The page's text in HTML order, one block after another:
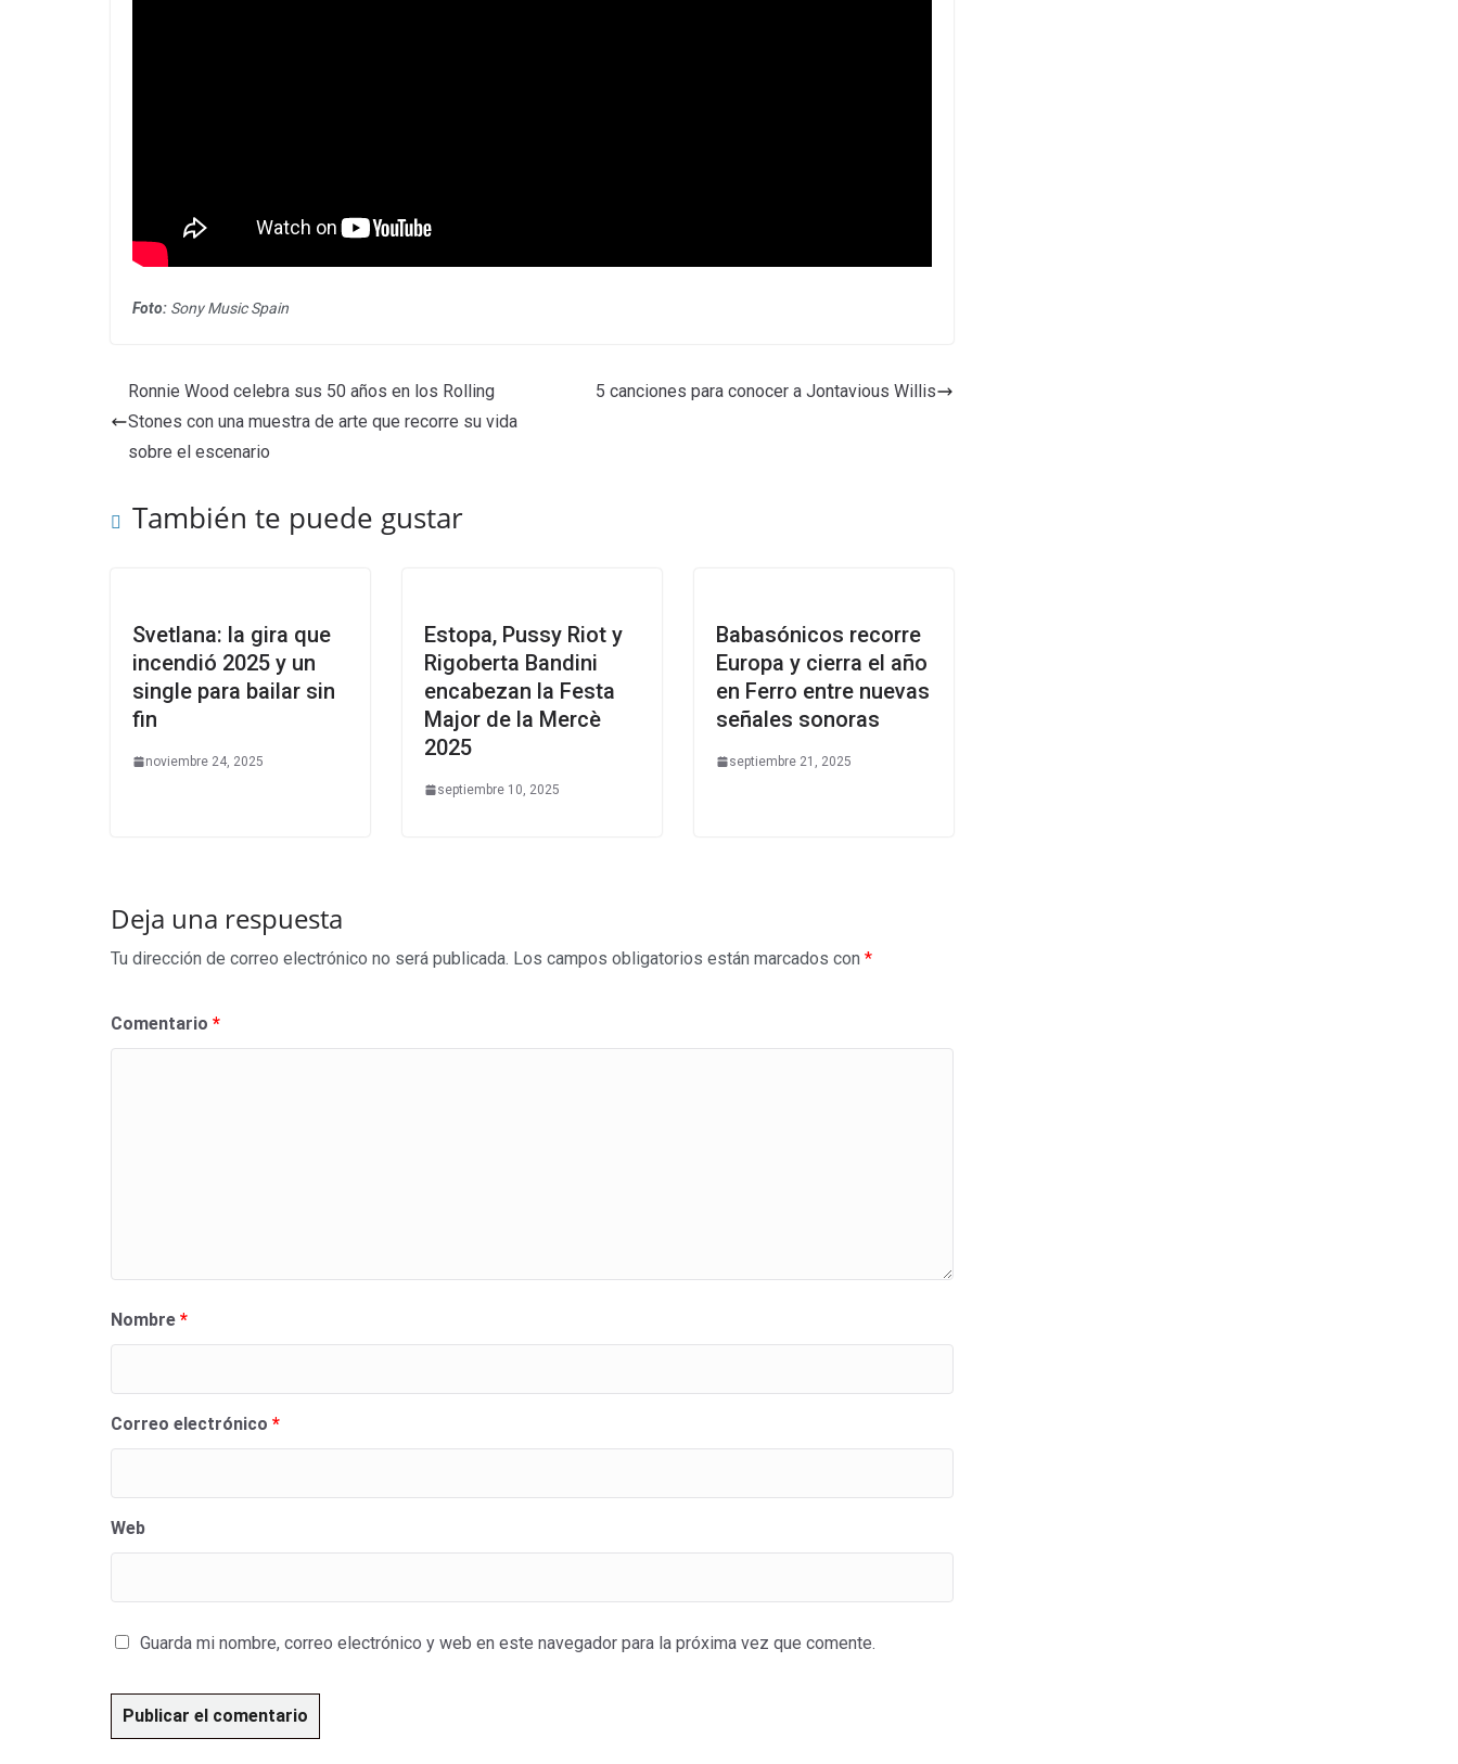
Foto: Sony Music Spain
Ronnie Wood celebra sus 50 años en los Rolling
Stones con una muestra de arte que recorre su vida
sobre el escenario
5 canciones para conocer a Jontavious Willis
También te puede gustar
Svetlana: la gira que
incendió 2025 y un
single para bailar sin
fin
noviembre 24, 2025
Estopa, Pussy Riot y
Rigoberta Bandini
encabezan la Festa
Major de la Mercè
2025
septiembre 10, 2025
Babasónicos recorre
Europa y cierra el año
en Ferro entre nuevas
señales sonoras
septiembre 21, 2025
Deja una respuesta
Tu dirección de correo electrónico no será publicada. Los campos obligatorios están marcados con *
Comentario *
Nombre *
Correo electrónico *
Web
Guarda mi nombre, correo electrónico y web en este navegador para la próxima vez que comente.